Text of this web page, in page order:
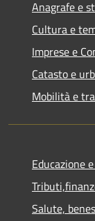
Anagrafe e
Cultura e
Imprese e
Catasto e
Mobilità e
Educazione
Salute,